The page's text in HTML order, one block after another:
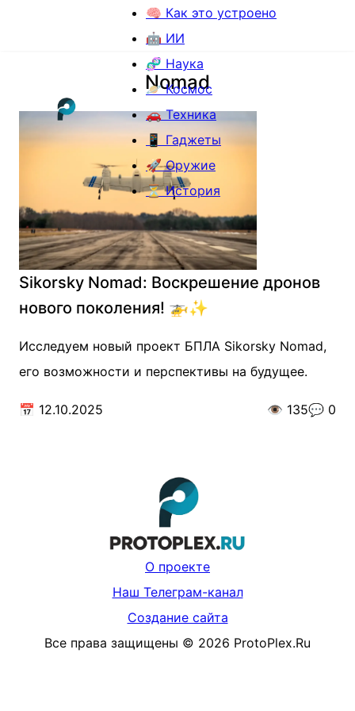
🧠 Как это устроено
🤖 ИИ
🧬 Наука
🪐 Космос
🚗 Техника
📱 Гаджеты
🚀 Оружие
⏳ История
Nomad
Sikorsky Nomad: Воскрешение дронов
нового поколения! 🚁✨
Исследуем новый проект БПЛА Sikorsky Nomad,
его возможности и перспективы на будущее.
📅 12.10.2025 👁️ 135💬 0
О проекте
Наш Телеграм-канал
Создание сайта
Все права защищены © 2026 ProtoPlex.Ru